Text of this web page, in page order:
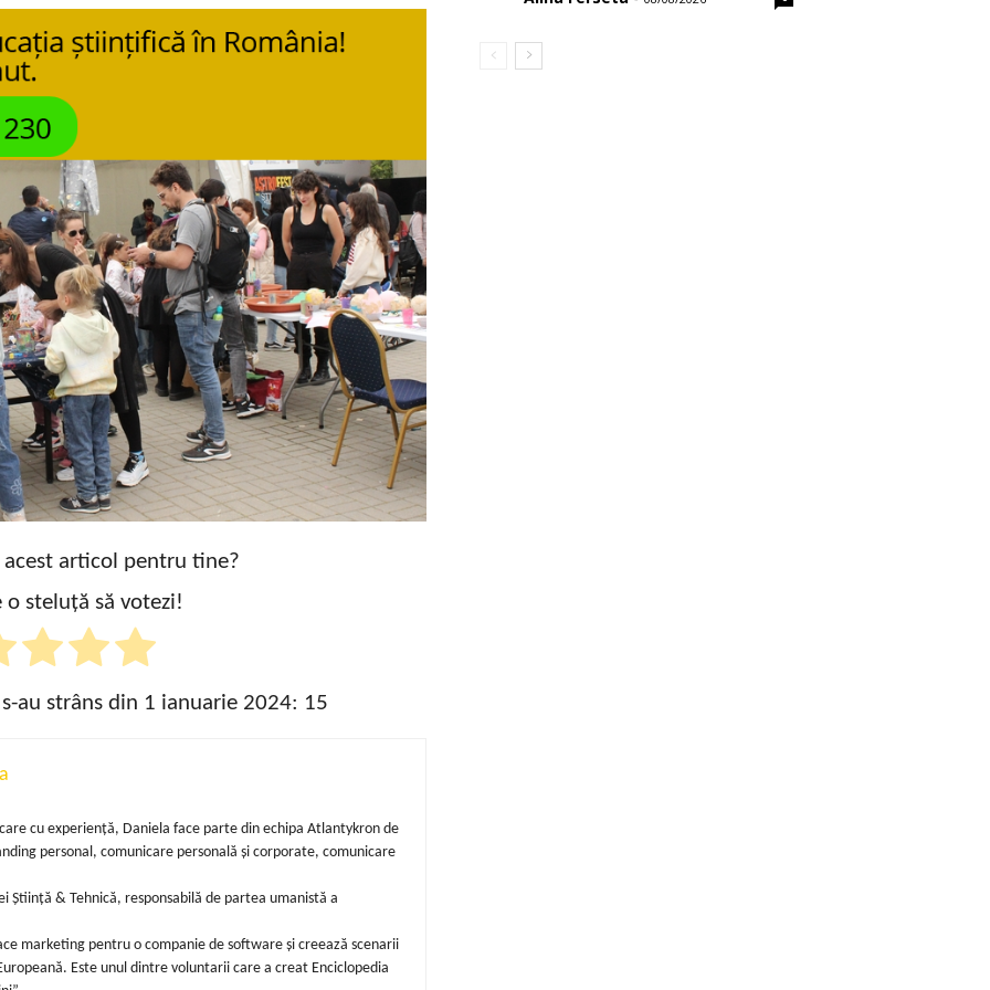
articol pentru tine?
o steluță să votezi!
au strâns din 1 ianuarie 2024: 15
cu experiență, Daniela face parte din echipa Atlantykron de
personal, comunicare personală și corporate, comunicare
Știință & Tehnică, responsabilă de partea umanistă a
marketing pentru o companie de software și creează scenarii
Este unul dintre voluntarii care a creat Enciclopedia